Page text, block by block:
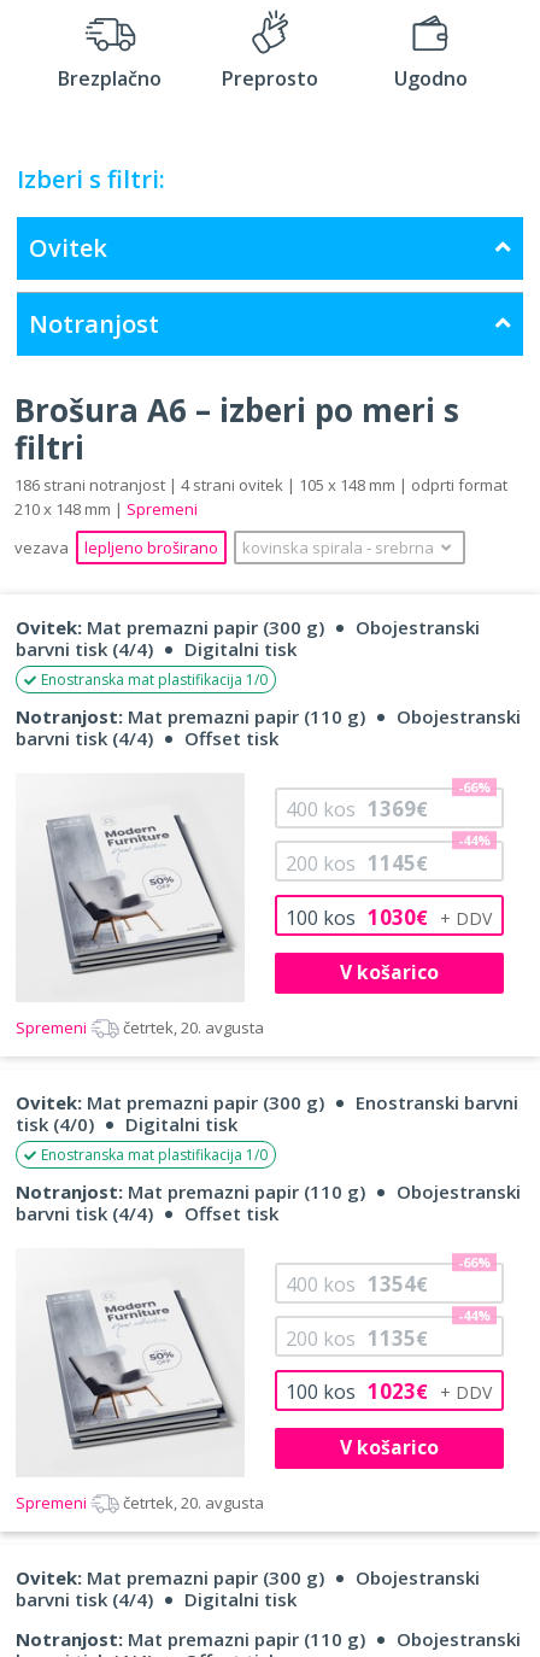
Brezplačno Preprosto Ugodno
Izberi s filtri:
Ovitek
Notranjost
Brošura A6 – izberi po meri s
filtri
186 strani notranjost | 4 strani ovitek | 105 x 148 mm | odprti format
210 x 148 mm | Spremeni
vezava
lepljeno broširano kovinska spirala ‐ srebrna
Ovitek: Mat premazni papir (300 g)
Obojestranski
barvni tisk (4/4)
Digitalni tisk
Enostranska mat plastifikacija 1/0
Notranjost: Mat premazni papir (110 g)
Obojestranski
barvni tisk (4/4)
Offset tisk
100 kos 1030€
200 kos 1145€
-44%
400 kos 1369€
-66%
V košarico
Spremeni četrtek, 20. avgusta
Ovitek: Mat premazni papir (300 g)
Enostranski barvni
tisk (4/0)
Digitalni tisk
Enostranska mat plastifikacija 1/0
Notranjost: Mat premazni papir (110 g)
Obojestranski
barvni tisk (4/4)
Offset tisk
100 kos 1023€
200 kos 1135€
-44%
400 kos 1354€
-66%
V košarico
Spremeni četrtek, 20. avgusta
Ovitek: Mat premazni papir (300 g)
Obojestranski
barvni tisk (4/4)
Digitalni tisk
Notranjost: Mat premazni papir (110 g)
Obojestranski